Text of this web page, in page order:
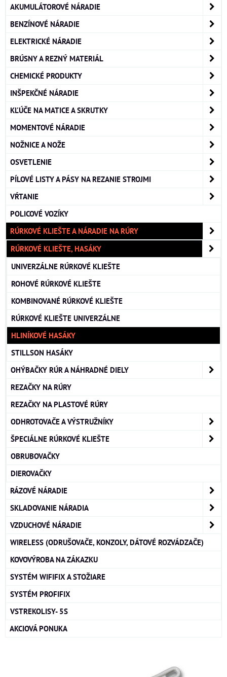
AKUMULÁTOROVÉ NÁRADIE
BENZÍNOVÉ NÁRADIE
ELEKTRICKÉ NÁRADIE
BRÚSNY A REZNÝ MATERIÁL
CHEMICKÉ PRODUKTY
INŠPEKČNÉ NÁRADIE
KĽÚČE NA MATICE A SKRUTKY
MOMENTOVÉ NÁRADIE
NOŽNICE A NOŽE
OSVETLENIE
PÍLOVÉ LISTY A PÁSY NA REZANIE STROJMI
VŔTANIE
POLICOVÉ VOZÍKY
RÚRKOVÉ KLIEŠTE A NÁRADIE NA RÚRY
RÚRKOVÉ KLIEŠTE, HASÁKY
UNIVERZÁLNE RÚRKOVÉ KLIEŠTE
ROHOVÉ RÚRKOVÉ KLIEŠTE
KOMBINOVANÉ RÚRKOVÉ KLIEŠTE
RÚRKOVÉ KLIEŠTE UNIVERZÁLNE
HLINÍKOVÉ HASÁKY
STILLSON HASÁKY
OHÝBAČKY RÚR A NÁHRADNÉ DIELY
REZAČKY NA RÚRY
REZAČKY NA PLASTOVÉ RÚRY
ODHROTOVAČE A VÝSTRUŽNÍKY
ŠPECIÁLNE RÚRKOVÉ KLIEŠTE
OBRUBOVAČKY
DIEROVAČKY
RÁZOVÉ NÁRADIE
SKLADOVANIE NÁRADIA
VZDUCHOVÉ NÁRADIE
WIRELESS (ODRUŠOVAČE, KONZOLY, DÁTOVÉ ROZVÁDZAČE)
KOVOVÝROBA NA ZÁKAZKU
SYSTÉM WIFIFIX A STOŽIARE
SYSTÉM PROFIFIX
VSTREKOLISY- 5S
AKCIOVÁ PONUKA